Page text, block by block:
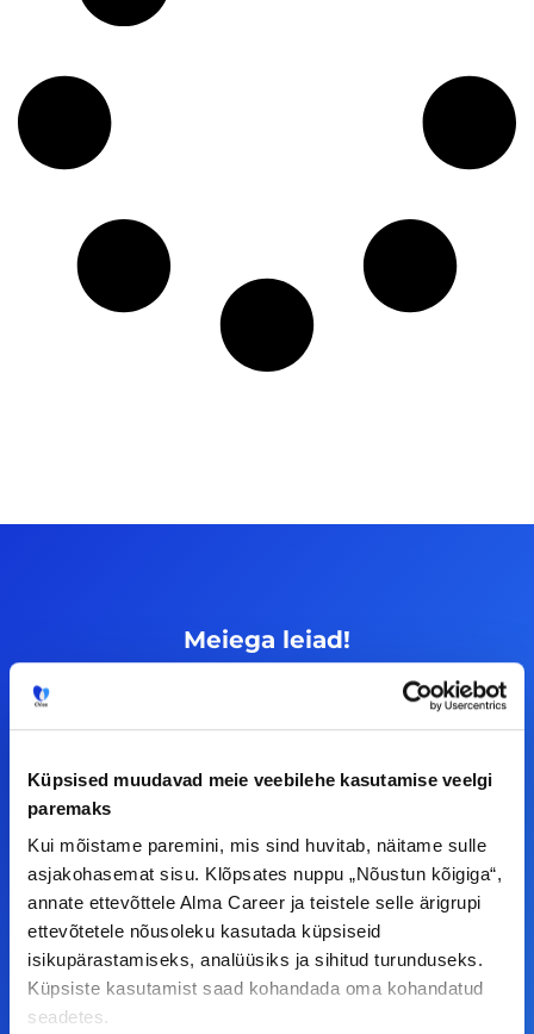
Küpsised muudavad meie veebilehe kasutamise veelgi
paremaks
Kui mõistame paremini, mis sind huvitab, näitame sulle
asjakohasemat sisu. Klõpsates nuppu „Nõustun kõigiga“,
annate ettevõttele Alma Career ja teistele selle ärigrupi
ettevõtetele nõusoleku kasutada küpsiseid
isikupärastamiseks, analüüsiks ja sihitud turunduseks.
Küpsiste kasutamist saad kohandada oma kohandatud
seadetes.
Meiega leiad!
Tööelublogi.ee lehelt leiad kõik vajaliku, et olla
kursis tööturu uudistega. Kui sul on
teha koostööd, siis võta meiega julgelt ühendust.
F
a
c
e
I
n
s
t
L
i
n
k
Y
o
u
t
© Alma Career Estonia OÜ